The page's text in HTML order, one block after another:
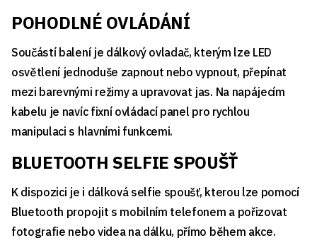
POHODLNÉ OVLÁDÁNÍ
Součástí balení je dálkový ovladač, kterým lze LED
osvětlení jednoduše zapnout nebo vypnout, přepínat
mezi barevnými režimy a upravovat jas. Na napájecím
kabelu je navíc fixní ovládací panel pro rychlou
manipulaci s hlavními funkcemi.
BLUETOOTH SELFIE SPOUŠŤ
K dispozici je i dálková selfie spoušť, kterou lze pomocí
Bluetooth propojit s mobilním telefonem a pořizovat
fotografie nebo videa na dálku, přímo během akce.